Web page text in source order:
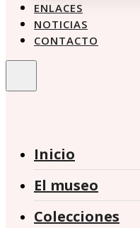
ENLACES
NOTICIAS
CONTACTO
Inicio
El museo
Colecciones